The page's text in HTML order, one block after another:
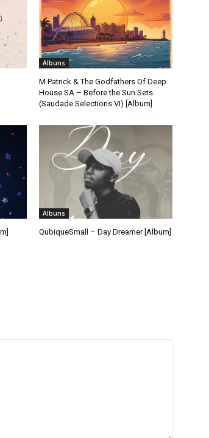
Albuns
M.Patrick & The Godfathers Of Deep
House SA – Before the Sun Sets
(Saudade Selections VI) [Album]
Albuns
QubiqueSmall – Day Dreamer [Album]